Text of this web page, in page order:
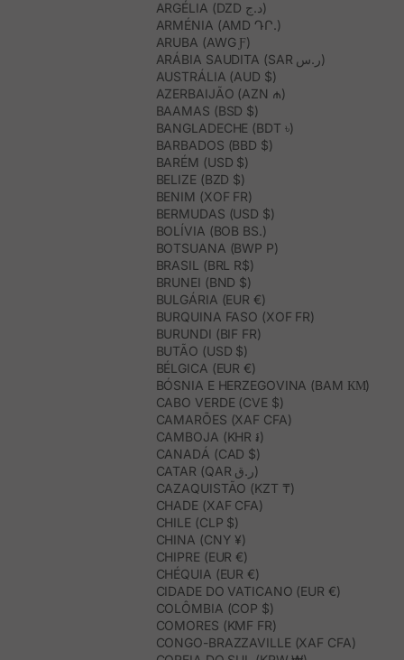
ARGÉLIA (DZD د.ج)
ARMÉNIA (AMD ԴՐ.)
ARUBA (AWG Ƒ)
ARÁBIA SAUDITA (SAR ر.س)
AUSTRÁLIA (AUD $)
AZERBAIJÃO (AZN ₼)
BAAMAS (BSD $)
BANGLADECHE (BDT ৳)
BARBADOS (BBD $)
BARÉM (USD $)
BELIZE (BZD $)
BENIM (XOF FR)
BERMUDAS (USD $)
BOLÍVIA (BOB BS.)
BOTSUANA (BWP P)
BRASIL (BRL R$)
BRUNEI (BND $)
BULGÁRIA (EUR €)
BURQUINA FASO (XOF FR)
BURUNDI (BIF FR)
BUTÃO (USD $)
BÉLGICA (EUR €)
BÓSNIA E HERZEGOVINA (BAM КМ)
CABO VERDE (CVE $)
CAMARÕES (XAF CFA)
CAMBOJA (KHR ៛)
CANADÁ (CAD $)
CATAR (QAR ر.ق)
CAZAQUISTÃO (KZT ₸)
CHADE (XAF CFA)
CHILE (CLP $)
CHINA (CNY ¥)
CHIPRE (EUR €)
CHÉQUIA (EUR €)
CIDADE DO VATICANO (EUR €)
COLÔMBIA (COP $)
COMORES (KMF FR)
CONGO-BRAZZAVILLE (XAF CFA)